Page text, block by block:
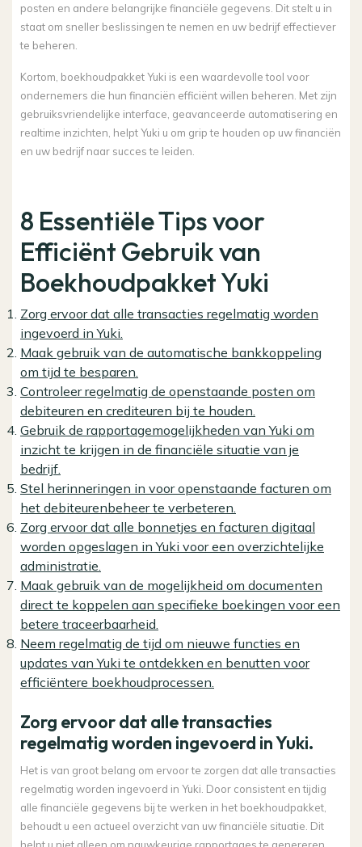
posten en andere belangrijke financiële gegevens. Dit stelt u in
staat om sneller beslissingen te nemen en uw bedrijf effectiever
te beheren.
Kortom, boekhoudpakket Yuki is een waardevolle tool voor
ondernemers die hun financiën efficiënt willen beheren. Met zijn
gebruiksvriendelijke interface, geavanceerde automatisering en
realtime inzichten, helpt Yuki u om grip te houden op uw financiën
en uw bedrijf naar succes te leiden.
8 Essentiële Tips voor
Efficiënt Gebruik van
Boekhoudpakket Yuki
Zorg ervoor dat alle transacties regelmatig worden
ingevoerd in Yuki.
Maak gebruik van de automatische bankkoppeling
om tijd te besparen.
Controleer regelmatig de openstaande posten om
debiteuren en crediteuren bij te houden.
Gebruik de rapportagemogelijkheden van Yuki om
inzicht te krijgen in de financiële situatie van je
bedrijf.
Stel herinneringen in voor openstaande facturen om
het debiteurenbeheer te verbeteren.
Zorg ervoor dat alle bonnetjes en facturen digitaal
worden opgeslagen in Yuki voor een overzichtelijke
administratie.
Maak gebruik van de mogelijkheid om documenten
direct te koppelen aan specifieke boekingen voor een
betere traceerbaarheid.
Neem regelmatig de tijd om nieuwe functies en
updates van Yuki te ontdekken en benutten voor
efficiëntere boekhoudprocessen.
Zorg ervoor dat alle transacties
regelmatig worden ingevoerd in Yuki.
Het is van groot belang om ervoor te zorgen dat alle transacties
regelmatig worden ingevoerd in Yuki. Door consistent en tijdig
alle financiële gegevens bij te werken in het boekhoudpakket,
behoudt u een actueel overzicht van uw financiële situatie. Dit